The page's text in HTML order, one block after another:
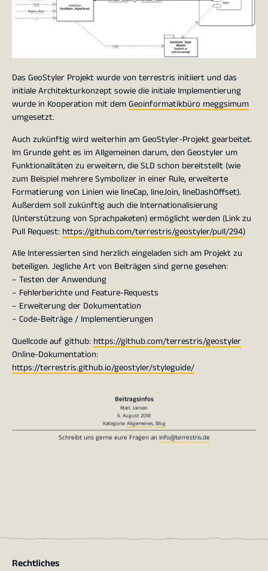
Das GeoStyler Projekt wurde von terrestris initiiert und das
initiale Architekturkonzept sowie die initiale Implementierung
wurde in Kooperation mit demGeoinformatikbüro meggsimum
umgesetzt.
Auch zukünftig wird weiterhin am GeoStyler-Projekt gearbeitet.
Im Grunde geht es im Allgemeinen darum, den Geostyler um
Funktionalitäten zu erweitern, die SLD schon bereitstellt (wie
zum Beispiel mehrere Symbolizer in einer Rule, erweiterte
Formatierung von Linien wie lineCap, lineJoin, lineDashOffset).
Außerdem soll zukünftig auch die Internationalisierung
(Unterstützung von Sprachpaketen) ermöglicht werden (Link zu
Pull Request: https://github.com/terrestris/geostyler/pull/294)
Alle Interessierten sind herzlich eingeladen sich am Projekt zu
beteiligen. Jegliche Art von Beiträgen sind gerne gesehen:
– Testen der Anwendung
– Fehlerberichte und Feature-Requests
– Erweiterung der Dokumentation
– Code-Beiträge / Implementierungen
Quellcode auf github: https://github.com/terrestris/geostyler
Online-Dokumentation:
https://terrestris.github.io/geostyler/styleguide/
Marc Jansen
6. August 2018
Kategorie:Allgemeines
Schreibt uns gerne eure Fragen aninfo@terrestris.de
Rechtliches